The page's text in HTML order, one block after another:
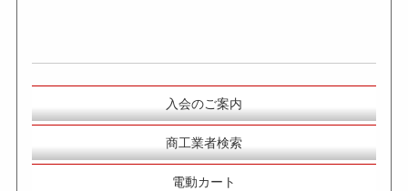
入会のご案内
商工業者検索
電動カート